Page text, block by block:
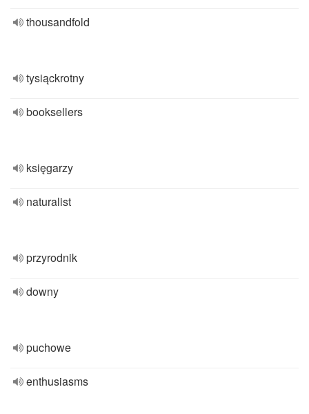
thousandfold
tysiąckrotny
booksellers
księgarzy
naturalist
przyrodnik
downy
puchowe
enthusiasms